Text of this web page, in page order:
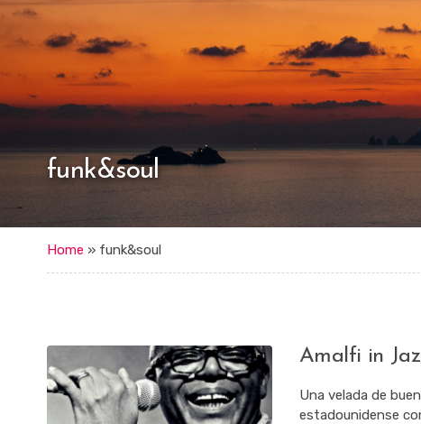
funk&soul
Home » funk&soul
Amalfi in
Una velada de
estadounidense